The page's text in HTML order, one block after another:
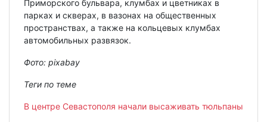
Приморского бульвара, клумбах и цветниках в
парках и скверах, в вазонах на общественных
пространствах, а также на кольцевых клумбах
автомобильных развязок.
Фото: pixabay
Теги по теме
В центре Севастополя начали высаживать тюльпаны